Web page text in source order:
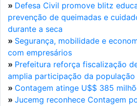
» Defesa Civil promove blitz
prevenção de queimadas e
durante a seca
» Segurança, mobilidade e
com empresários
» Prefeitura reforça fiscalização
amplia participação da população
» Contagem atinge U$$ 385
» Jucemg reconhece Contagem